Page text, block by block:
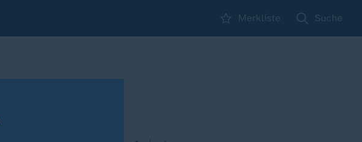
Merkliste Suche